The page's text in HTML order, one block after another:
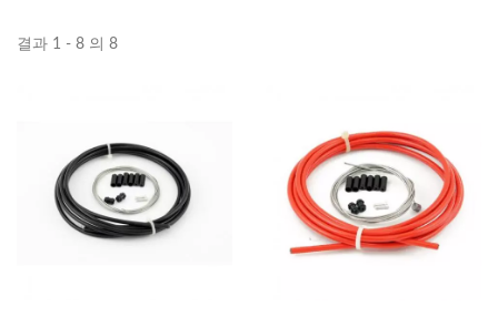
결과 1 - 8 의 8